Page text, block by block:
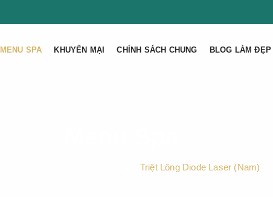
MENU SPA KHUYẾN MẠI CHÍNH SÁCH CHUNG BLOG LÀM ĐẸP
Triệt Lông Diode Laser (Nam)